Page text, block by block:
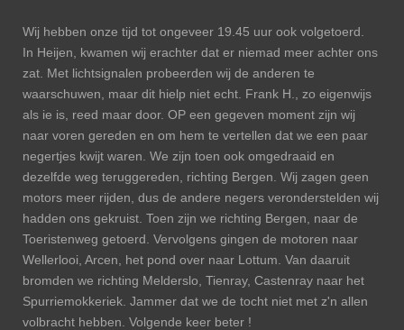
Wij hebben onze tijd tot ongeveer 19.45 uur ook volgetoerd.
In Heijen, kwamen wij erachter dat er niemad meer achter ons
zat. Met lichtsignalen probeerden wij de anderen te
waarschuwen, maar dit hielp niet echt. Frank H., zo eigenwijs
als ie is, reed maar door. OP een gegeven moment zijn wij
naar voren gereden en om hem te vertellen dat we een paar
negertjes kwijt waren. We zijn toen ook omgedraaid en
dezelfde weg teruggereden, richting Bergen. Wij zagen geen
motors meer rijden, dus de andere negers veronderstelden wij
hadden ons gekruist. Toen zijn we richting Bergen, naar de
Toeristenweg getoerd. Vervolgens gingen de motoren naar
Wellerlooi, Arcen, het pond over naar Lottum. Van daaruit
bromden we richting Melderslo, Tienray, Castenray naar het
Spurriemokkeriek. Jammer dat we de tocht niet met z'n allen
volbracht hebben. Volgende keer beter !